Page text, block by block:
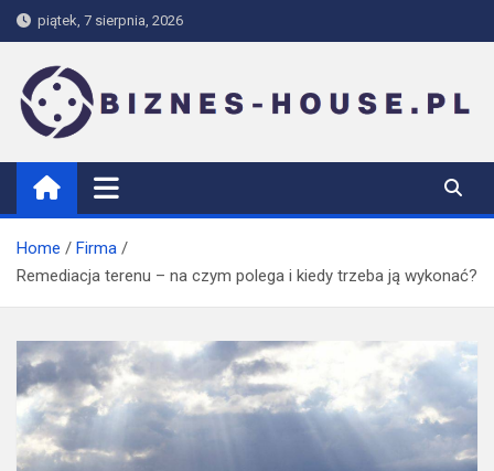
Skip
to
content
piątek, 7 sierpnia, 2026
biznes-house.pl
Home
Firma
Remediacja terenu – na czym polega i kiedy trzeba ją wykonać?